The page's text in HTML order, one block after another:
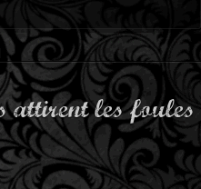
attirent les foules